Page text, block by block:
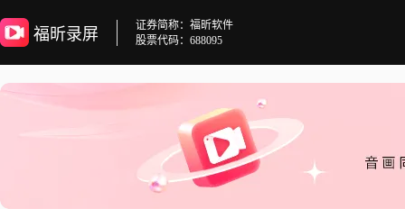
福昕录屏
证券简称：福昕软件
股票代码：688095